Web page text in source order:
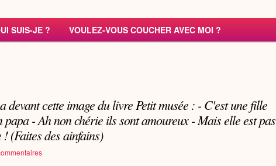
SUIS-JE ? VOULEZ-VOUS COUCHER AVEC MOI ?
papa - Ah non chérie ils sont amoureux - Mais elle est pas
! (Faites des ainfains)